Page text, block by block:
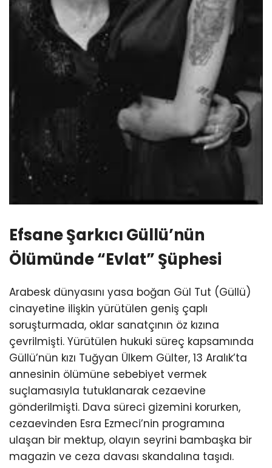
Efsane Şarkıcı Güllü’nün
Ölümünde “Evlat” Şüphesi
Arabesk dünyasını yasa boğan Gül Tut (Güllü)
cinayetine ilişkin yürütülen geniş çaplı
soruşturmada, oklar sanatçının öz kızına
çevrilmişti. Yürütülen hukuki süreç kapsamında
Güllü’nün kızı Tuğyan Ülkem Gülter, 13 Aralık’ta
annesinin ölümüne sebebiyet vermek
suçlamasıyla tutuklanarak cezaevine
gönderilmişti. Dava süreci gizemini korurken,
cezaevinden Esra Ezmeci’nin programına
ulaşan bir mektup, olayın seyrini bambaşka bir
magazin ve ceza davası skandalına taşıdı.